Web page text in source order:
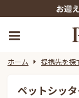
お迎
ホーム 提携先を探
ペットシッ